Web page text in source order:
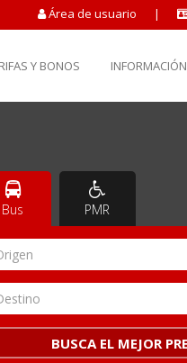
Área de usuario |
Y BONOS INFORMACIÓN
Bus PMR